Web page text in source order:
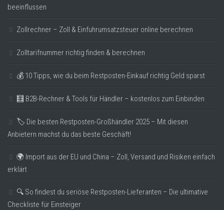
beeinflussen
Zollrechner – Zoll & Einfuhrumsatzsteuer online berechnen
Zolltarifnummer richtig finden & berechnen
💰 10 Tipps, wie du beim Restposten-Einkauf richtig Geld sparst
🧮 B2B-Rechner & Tools für Händler – kostenlos zum Einbinden
🏷️ Die besten Restposten-Großhändler 2025 – Mit diesen
Anbietern machst du das beste Geschäft!
🌍 Import aus der EU und China – Zoll, Versand und Risiken einfach
erklärt
🔍 So findest du seriöse Restposten-Lieferanten – Die ultimative
Checkliste für Einsteiger